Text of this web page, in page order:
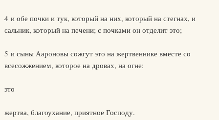
4 и обе почки и тук, который на них, который на стегнах, и
сальник, который на печени; с почками он отделит это;
5 и сыны Аароновы сожгут это на жертвеннике вместе со
всесожжением, которое на дровах, на огне:
это
жертва, благоухание, приятное Господу.